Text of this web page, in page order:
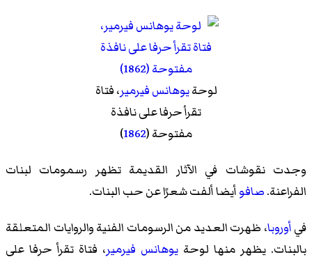
لوحةيوهانس فيرمير، فتاة
تقرأ حرفا على نافذة
مفتوحة (1862
)
وجدت نقوشات في الآثار القديمة تظهر رسمومات لبنات
الفراعنة.صافوأيضا ألفت شعرًا عن حب البنات.
فيأوروبا، ظهرت العديد من الرسومات الفنية والروايات المتعلقة
بالبنات. يظهر منها لوحة يوهانس فيرمير، فتاة تقرأ حرفا على